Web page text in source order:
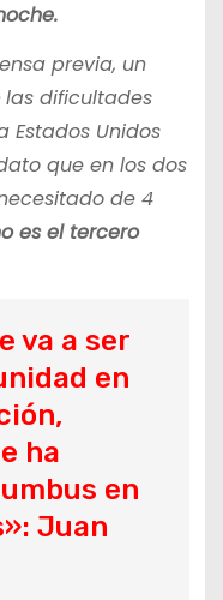
previa, un
las dificultades
Estados Unidos
que en los dos
de 4
es el tercero
va a ser
en
ha
en
Juan